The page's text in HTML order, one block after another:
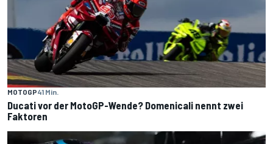
MOTOGP41 Min.
Ducati vor der MotoGP-Wende? Domenicali nennt zwei
Faktoren